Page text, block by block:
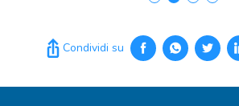
Condividi su